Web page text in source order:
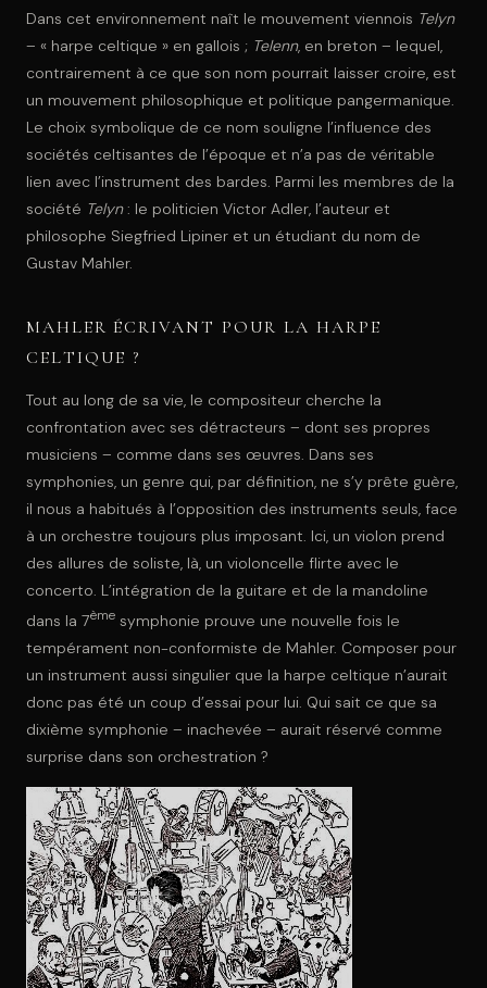
Dans cet environnement naît le mouvement viennois Telyn
– « harpe celtique » en gallois ; Telenn, en breton – lequel,
contrairement à ce que son nom pourrait laisser croire, est
un mouvement philosophique et politique pangermanique.
Le choix symbolique de ce nom souligne l’influence des
sociétés celtisantes de l’époque et n’a pas de véritable
lien avec l’instrument des bardes. Parmi les membres de la
société Telyn: le politicien Victor Adler, l’auteur et
philosophe Siegfried Lipiner et un étudiant du nom de
Gustav Mahler.
MAHLER ÉCRIVANT POUR LA HARPE
CELTIQUE ?
Tout au long de sa vie, le compositeur cherche la
confrontation avec ses détracteurs – dont ses propres
musiciens – comme dans ses œuvres. Dans ses
symphonies, un genre qui, par définition, ne s’y prête guère,
il nous a habitués à l’opposition des instruments seuls, face
à un orchestre toujours plus imposant. Ici, un violon prend
des allures de soliste, là, un violoncelle flirte avec le
concerto. L’intégration de la guitare et de la mandoline
dans la 7ème symphonie prouve une nouvelle fois le
tempérament non-conformiste de Mahler. Composer pour
un instrument aussi singulier que la harpe celtique n’aurait
donc pas été un coup d’essai pour lui. Qui sait ce que sa
dixième symphonie – inachevée – aurait réservé comme
surprise dans son orchestration ?